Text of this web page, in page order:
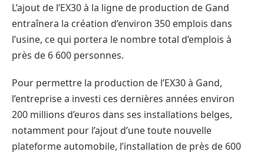
L’ajout de l’EX30 à la ligne de production de Gand
entraînera la création d’environ 350 emplois dans
l’usine, ce qui portera le nombre total d’emplois à
près de 6 600 personnes.
Pour permettre la production de l’EX30 à Gand,
l’entreprise a investi ces dernières années environ
200 millions d’euros dans ses installations belges,
notamment pour l’ajout d’une toute nouvelle
plateforme automobile, l’installation de près de 600